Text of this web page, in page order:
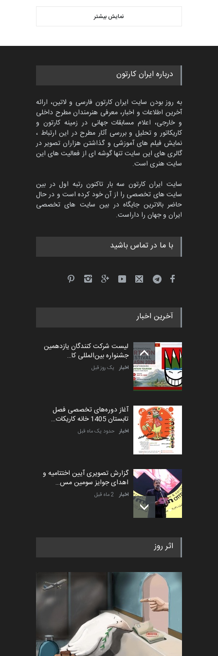
کتابخانۀ ممتا…
مسابقه بین‌المللی کارتون آیدین
دوغان، ترکیه،…
پنجمین مسابقۀ بین‌المللی
کارتون CARTUNION ، …
مهلت 3 ماه دیگر
مسابقۀ بین‌المللی کارتون و
کاریکاتور «البغلی…
مهلت
مهلت
پنجمین مسابقۀ بین‌المللی
مهلت 5 ماه دیگر
گالری حدود یک ماه قبل
نمایش بیشتر
درباره ایران کارتون
به روز بودن سایت ایران کارتون فارسی و لاتین، ارائه
آخرین اطلاعات و اخبار، معرفی هنرمندان مطرح داخلی
و خارجی، اعلام مسابقات جهانی در زمینه کارتون و
کاریکاتور و تحلیل و بررسی آثار مطرح در این ارتباط ،
نمایش فیلم های آموزشی و گذاشتن هزاران تصویر در
گالری های این سایت تنها گوشه ای از فعالیت های این
سایت هنری است.
سایت ایران کارتون سه بار تاکنون رتبه اول در بین
سایت های تخصصی را از آن خود کرده است و در حال
حاضر بالاترین جایگاه در بین سایت های تخصصی
ایران و جهان را داراست.
با ما در تماس باشید
آخرین اخبار
لیست شرکت کنندگان یازدهمین
جشنواره بین‌المللی کا…
اخبار یک روز قبل
آغاز دوره‌های تخصصی فصل
تابستان 1405 خانه کاریکات…
اخبار حدود یک ماه قبل
گزارش تصویری آیین اختتامیه و
اهدای جوایز سومین مس…
اخبار 2 ماه قبل
به یاد اردوغان باشول (۱۹۳۶–
اخبار 2 ماه قبل
رویداد کارگاهی کارتون و پوستر
«ایران سربلند» به ا…
اخبار 6 ماه قبل
اثر روز